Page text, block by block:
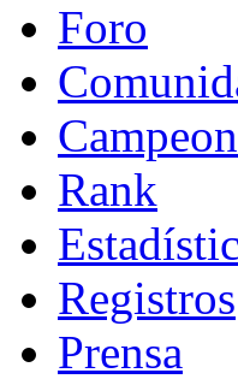
Foro
Rank
Registros
Prensa